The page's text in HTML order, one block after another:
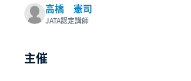
高橋 憲司
JATA認定講師
主催